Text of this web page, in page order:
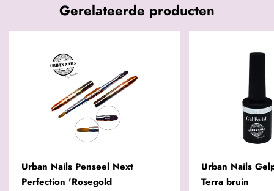
Gerelateerde producten
Urban Nails Penseel Next
Perfection 'Rosegold
Urban Nails
Terra bruin